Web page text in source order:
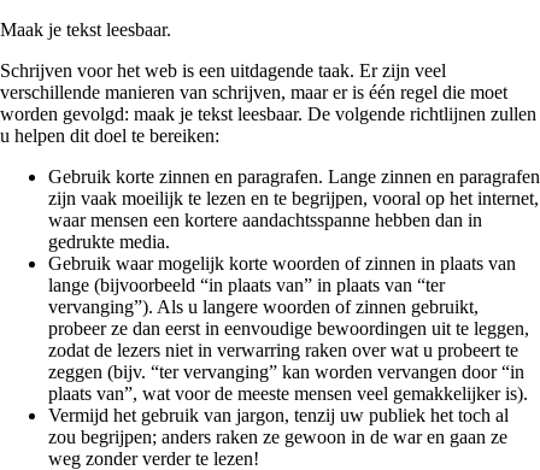
Maak je tekst leesbaar.
Schrijven voor het web is een uitdagende taak. Er zijn veel
verschillende manieren van schrijven, maar er is één regel die moet
worden gevolgd: maak je tekst leesbaar. De volgende richtlijnen zullen
u helpen dit doel te bereiken:
Gebruik korte zinnen en paragrafen. Lange zinnen en paragrafen
zijn vaak moeilijk te lezen en te begrijpen, vooral op het internet,
waar mensen een kortere aandachtsspanne hebben dan in
gedrukte media.
Gebruik waar mogelijk korte woorden of zinnen in plaats van
lange (bijvoorbeeld “in plaats van” in plaats van “ter
vervanging”). Als u langere woorden of zinnen gebruikt,
probeer ze dan eerst in eenvoudige bewoordingen uit te leggen,
zodat de lezers niet in verwarring raken over wat u probeert te
zeggen (bijv. “ter vervanging” kan worden vervangen door “in
plaats van”, wat voor de meeste mensen veel gemakkelijker is).
Vermijd het gebruik van jargon, tenzij uw publiek het toch al
zou begrijpen; anders raken ze gewoon in de war en gaan ze
weg zonder verder te lezen!